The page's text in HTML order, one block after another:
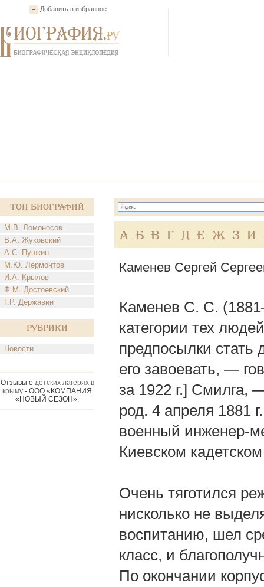
Добавить в избранное
Топ Биографий
М.В. Ломоносов
В.А. Жуковский
А.С. Пушкин
М.Ю. Лермонтов
И.А. Крылов
Ф.М. Достоевский
Г.Р. Державин
Рубрики
Новости
Отзывы о детских лагерях в
крыму - ООО «КОМПАНИЯ
«НОВЫЙ СЕЗОН».
А Б В Г Д Е Ж З И
Каменев Сергей
Каменев С. С.
категории тех
предпосылки
его завоевать, —
за 1922 г.] Смилга,
род. 4 апреля 1881
военный инженер-
Киевском
Очень тяготился
нисколько не
воспитанию, шел
класс, и
По окончании